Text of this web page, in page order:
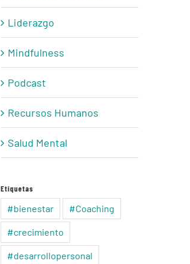
Liderazgo
Mindfulness
Podcast
Recursos Humanos
Salud Mental
Etiquetas
#bienestar #Coaching
#crecimiento
#desarrollopersonal